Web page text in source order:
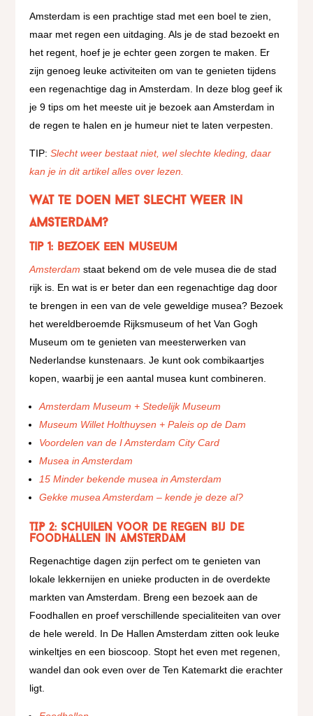
Amsterdam is een prachtige stad met een boel te zien,
maar met regen een uitdaging. Als je de stad bezoekt en
het regent, hoef je je echter geen zorgen te maken. Er
zijn genoeg leuke activiteiten om van te genieten tijdens
een regenachtige dag in Amsterdam. In deze blog geef ik
je 9 tips om het meeste uit je bezoek aan Amsterdam in
de regen te halen en je humeur niet te laten verpesten.
TIP:Slecht weer bestaat niet, wel slechte kleding, daar
kan je in dit artikel alles over lezen.
Wat te doen met slecht weer in
Amsterdam?
Tip 1: Bezoek een museum
Amsterdam staat bekend om de vele musea die de stad
rijk is. En wat is er beter dan een regenachtige dag door
te brengen in een van de vele geweldige musea? Bezoek
het wereldberoemde Rijksmuseum of het Van Gogh
Museum om te genieten van meesterwerken van
Nederlandse kunstenaars. Je kunt ook combikaartjes
kopen, waarbij je een aantal musea kunt combineren.
Amsterdam Museum + Stedelijk Museum
Museum Willet Holthuysen + Paleis op de Dam
Voordelen van de I Amsterdam City Card
Musea in Amsterdam
15 Minder bekende musea in Amsterdam
Gekke musea Amsterdam – kende je deze al?
TIP 2: Schuilen voor de regen bij de
Foodhallen in amsterdam
Regenachtige dagen zijn perfect om te genieten van
lokale lekkernijen en unieke producten in de overdekte
markten van Amsterdam. Breng een bezoek aan de
Foodhallen en proef verschillende specialiteiten van over
de hele wereld. In De Hallen Amsterdam zitten ook leuke
winkeltjes en een bioscoop. Stopt het even met regenen,
wandel dan ook even over de Ten Katemarkt die erachter
ligt.